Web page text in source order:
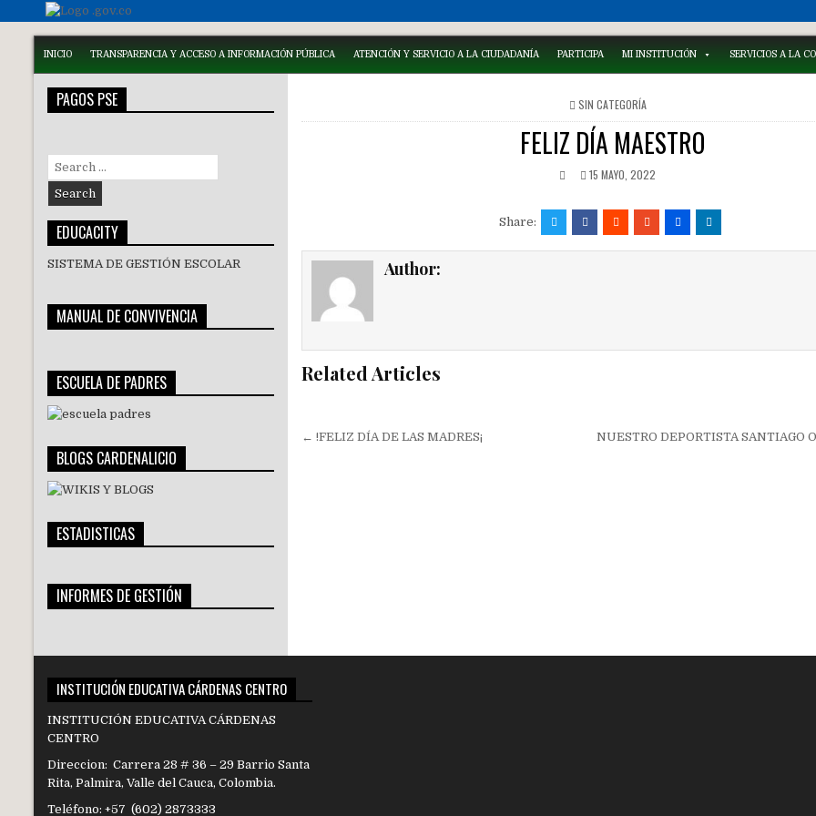
INICIO TRANSPARENCIA Y ACCESO A INFORMACIÓN PÚBLICA ATENCIÓN Y SERVICIO A LA CIUDADANÍA PARTICIPA MI INSTITUCIÓN SERVICIOS A LA
POSTED
IN
SIN CATEGORÍA
FELIZ DÍA MAESTRO
15 MAYO, 2022
Share:
Author:
Related Articles
Navegación
← !FELIZ DÍA DE LAS MADRES¡ NUESTRO DEPORTISTA SANTIAGO
PAGOS PSE
Search
for:
EDUCACITY
SISTEMA DE GESTIÓN ESCOLAR
MANUAL DE CONVIVENCIA
ESCUELA DE PADRES
BLOGS CARDENALICIO
ESTADISTICAS
INFORMES DE GESTIÓN
INSTITUCIÓN EDUCATIVA CÁRDENAS CENTRO
INSTITUCIÓN EDUCATIVA CÁRDENAS
CENTRO
Direccion: Carrera 28 # 36 – 29 Barrio Santa
Rita, Palmira, Valle del Cauca, Colombia.
Teléfono: +57 (602) 2873333